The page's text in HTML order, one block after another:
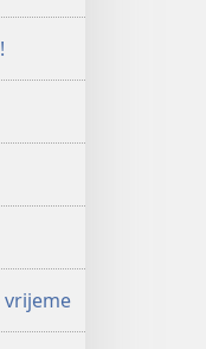
vrijeme